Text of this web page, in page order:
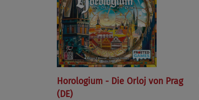
Horologium - Die Orloj von Prag
(DE)